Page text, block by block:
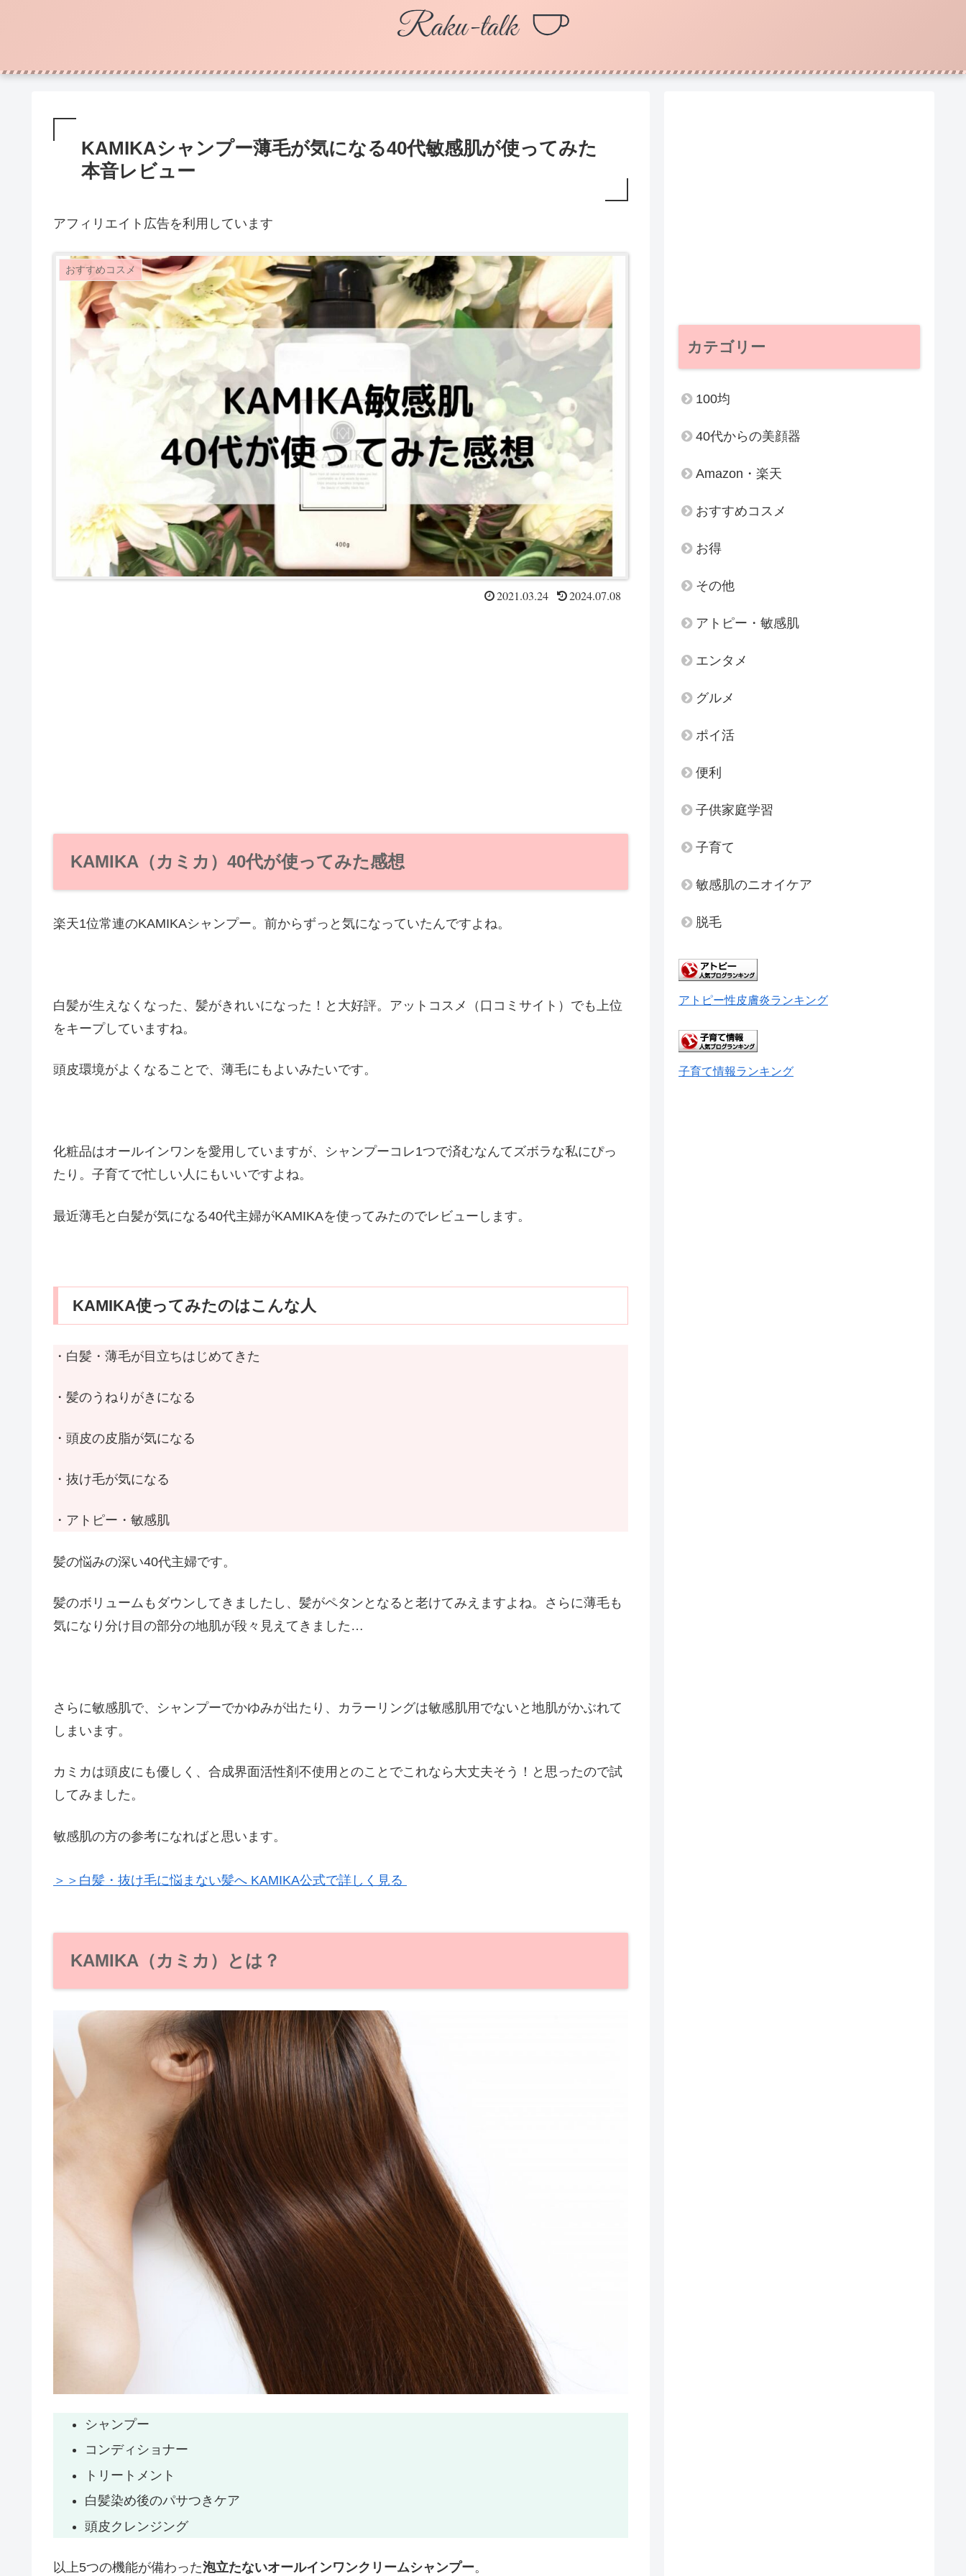
KAMIKAシャンプー薄毛が気になる40代敏感肌が使ってみた
本音レビュー
アフィリエイト広告を利用しています
おすすめコスメ
2021.03.24 2024.07.08
KAMIKA（カミカ）40代が使ってみた感想
楽天1位常連のKAMIKAシャンプー。前からずっと気になっていたんですよね。
白髪が生えなくなった、髪がきれいになった！と大好評。アットコスメ（口コミサイト）でも上位
をキープしていますね。
頭皮環境がよくなることで、薄毛にもよいみたいです。
化粧品はオールインワンを愛用していますが、シャンプーコレ1つで済むなんてズボラな私にぴっ
たり。子育てで忙しい人にもいいですよね。
最近薄毛と白髪が気になる40代主婦がKAMIKAを使ってみたのでレビューします。
KAMIKA使ってみたのはこんな人
・白髪・薄毛が目立ちはじめてきた
・髪のうねりがきになる
・頭皮の皮脂が気になる
・抜け毛が気になる
・アトピー・敏感肌
髪の悩みの深い40代主婦です。
髪のボリュームもダウンしてきましたし、髪がペタンとなると老けてみえますよね。さらに薄毛も
気になり分け目の部分の地肌が段々見えてきました…
さらに敏感肌で、シャンプーでかゆみが出たり、カラーリングは敏感肌用でないと地肌がかぶれて
しまいます。
カミカは頭皮にも優しく、合成界面活性剤不使用とのことでこれなら大丈夫そう！と思ったので試
してみました。
敏感肌の方の参考になればと思います。
＞＞白髪・抜け毛に悩まない髪へ KAMIKA公式で詳しく見る
KAMIKA（カミカ）とは？
シャンプー
コンディショナー
トリートメント
白髪染め後のパサつきケア
頭皮クレンジング
以上5つの機能が備わった泡立たないオールインワンクリームシャンプー。
カテゴリー
100均
40代からの美顔器
Amazon・楽天
おすすめコスメ
お得
その他
アトピー・敏感肌
エンタメ
グルメ
ポイ活
便利
子供家庭学習
子育て
敏感肌のニオイケア
脱毛
アトピー性皮膚炎ランキング
子育て情報ランキング